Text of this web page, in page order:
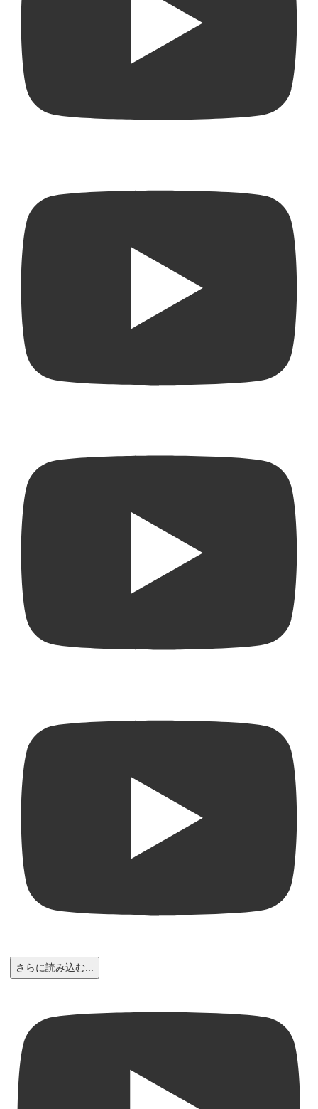
さらに読み込む...